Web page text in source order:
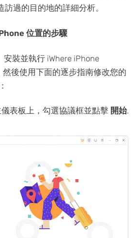
訪過的目的地的詳細分析。
位置的步驟
裝並執行 iWhere iPhone
後使用下面的逐步指南修改您的
表板上，勾選協議框並點擊 開始.